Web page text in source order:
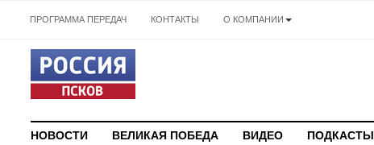
ПРОГРАММА ПЕРЕДАЧ КОНТАКТЫ О КОМПАНИИ
НОВОСТИ ВЕЛИКАЯ ПОБЕДА ВИДЕО ПОДКАСТЫ